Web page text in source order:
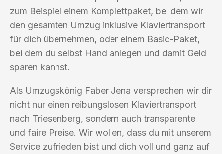
zum Beispiel einem Komplettpaket, bei dem wir
den gesamten Umzug inklusive Klaviertransport
für dich übernehmen, oder einem Basic-Paket,
bei dem du selbst Hand anlegen und damit Geld
sparen kannst.
Als Umzugskönig Faber Jena versprechen wir dir
nicht nur einen reibungslosen Klaviertransport
nach Triesenberg, sondern auch transparente
und faire Preise. Wir wollen, dass du mit unserem
Service zufrieden bist und dich voll und ganz auf